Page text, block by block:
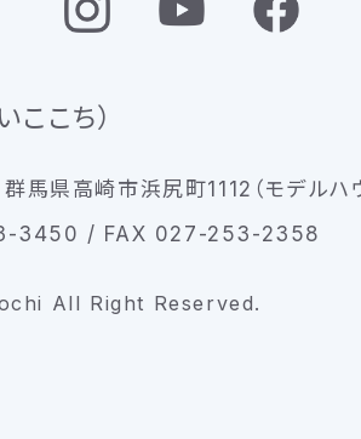
こち）
県高崎市浜尻町1112（モデルハ
3450 / FAX 027-253-2358
All Right Reserved.